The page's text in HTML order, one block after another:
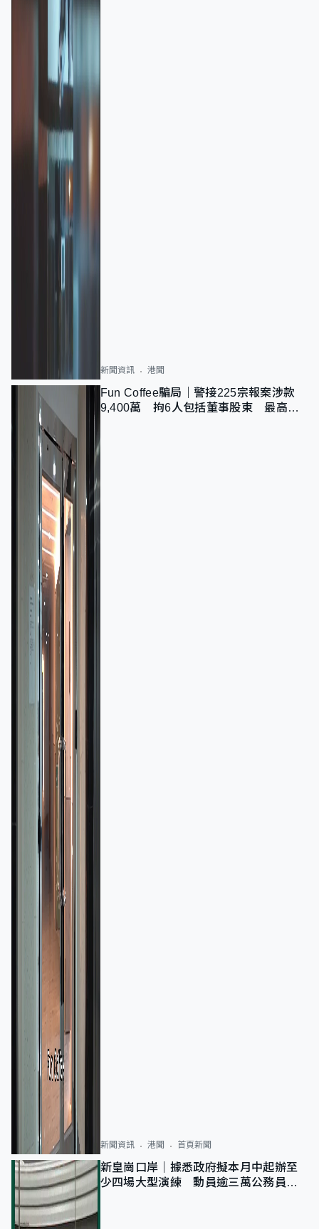
新聞資訊 港聞
Fun Coffee騙局｜警接225宗報案涉款
9,400萬 拘6人包括董事股東 最高金
新聞資訊 港聞 首頁新聞
新皇崗口岸｜據悉政府擬本月中起辦至
少四場大型演練 動員逾三萬公務員人